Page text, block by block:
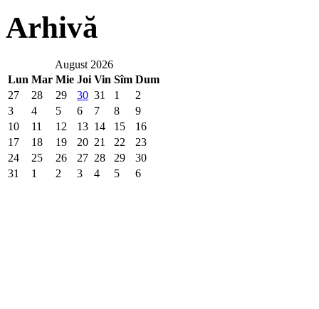
Arhivă
August 2026
Lun Mar Mie Joi Vin Sîm Dum
27
28 29 30 31 1
2
3
4 5 6 7 8
9
10
11 12 13 14 15
16
17
18 19 20 21 22
23
24
25 26 27 28 29
30
31
1 2 3 4 5 6